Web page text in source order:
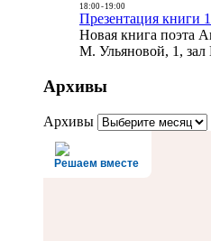
18:00- 19:00
Презентация книги
Новая книга поэта
М. Ульяновой, 1,
Архивы
Архивы
Решаем вместе